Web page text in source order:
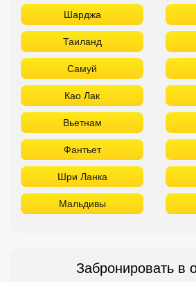
Шарджа
Таиланд
Самуй
Као Лак
Вьетнам
Фантьет
Шри Ланка
Мальдивы
Забронировать в